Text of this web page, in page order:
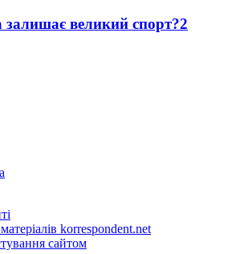
залишає великий спорт?2
korrespondent.net
сайтом